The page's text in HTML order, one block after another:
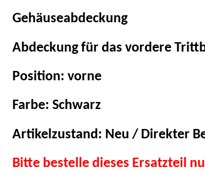
Gehäuseabdeckung
Abdeckung für das vordere
Position: vorne
Farbe: Schwarz
Artikelzustand: Neu / Direkter
Bitte bestelle dieses Ersatzteil